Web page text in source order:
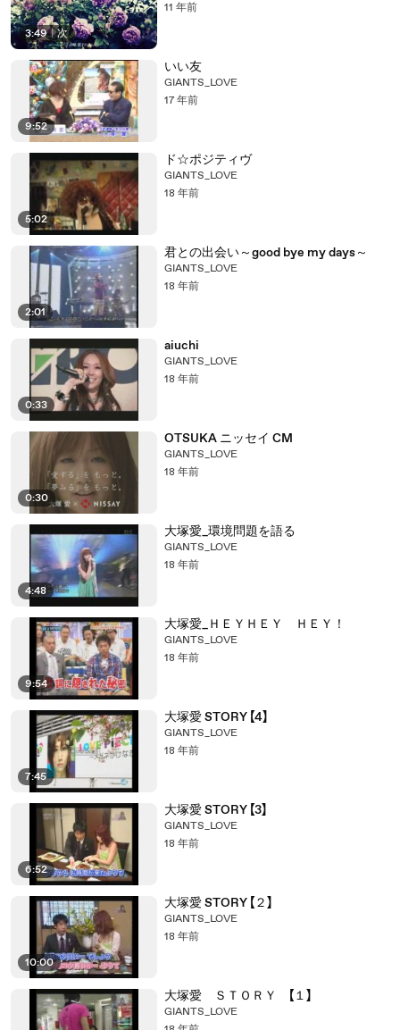
3:49 | 次
11 年前
9:52
いい友
GIANTS_LOVE
17 年前
5:02
ド☆ポジティヴ
GIANTS_LOVE
18 年前
2:01
君との出会い～good bye my days～
GIANTS_LOVE
18 年前
0:33
aiuchi
GIANTS_LOVE
18 年前
0:30
OTSUKA ニッセイ CM
GIANTS_LOVE
18 年前
4:48
大塚愛_環境問題を語る
GIANTS_LOVE
18 年前
9:54
大塚愛_ＨＥＹＨＥＹ ＨＥＹ！
GIANTS_LOVE
18 年前
7:45
大塚愛 STORY 【4】
GIANTS_LOVE
18 年前
6:52
大塚愛 STORY 【3】
GIANTS_LOVE
18 年前
10:00
大塚愛 STORY 【２】
GIANTS_LOVE
18 年前
大塚愛 ＳＴＯＲＹ 【１】
GIANTS_LOVE